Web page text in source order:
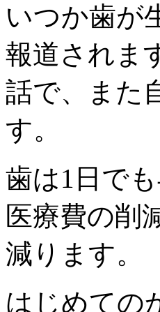
いつか歯が
報道されま
話で、また
す。
歯は1日で
医療費の削
減ります。
はじめての